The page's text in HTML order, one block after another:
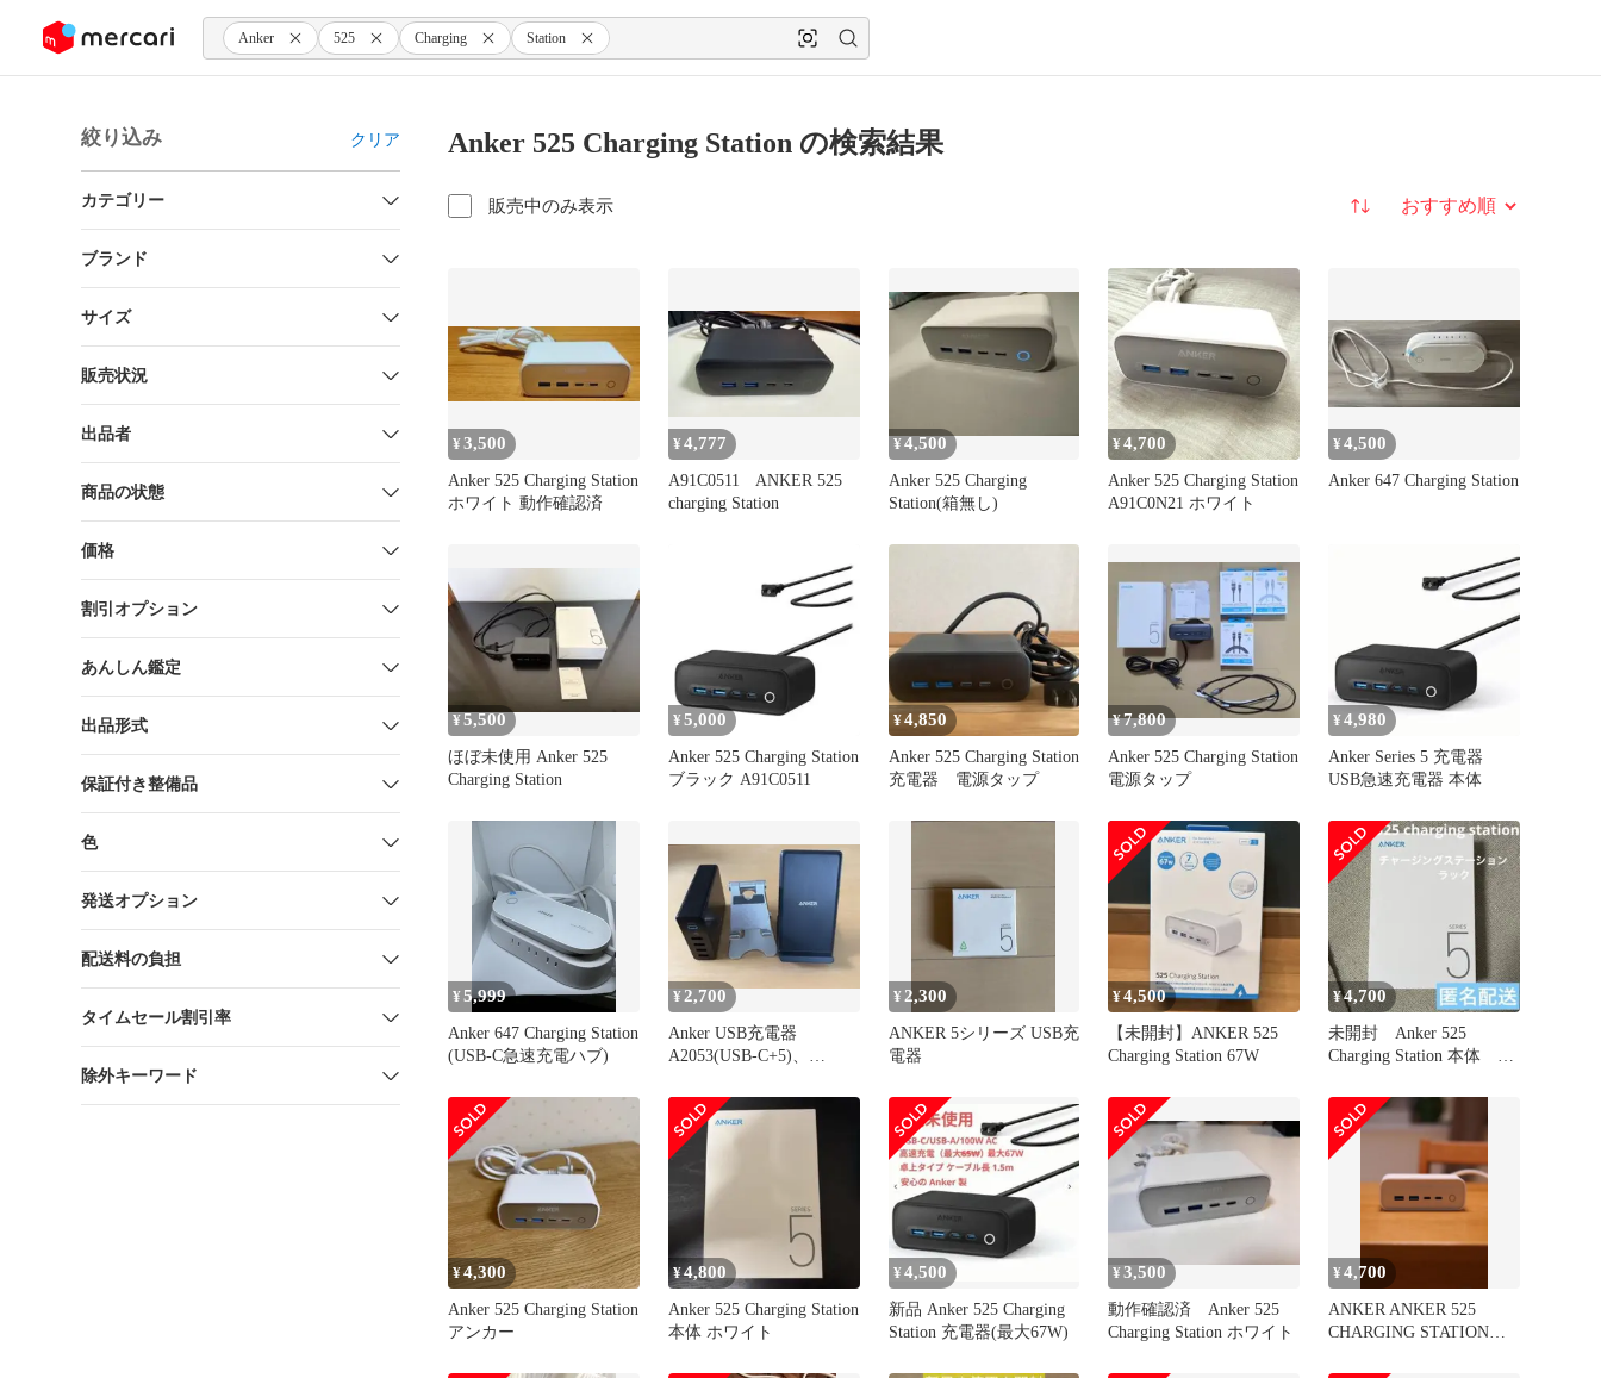
ツにスキップ Anker 525 Charging Station
絞り込み クリア
カテゴリー
ブランド
サイズ
販売状況
出品者
商品の状態
価格
割引オプション
あんしん鑑定
出品形式
保証付き整備品
色
発送オプション
配送料の負担
タイムセール割引率
除外キーワード
Anker 525 Charging Station の検索結果
販売中のみ表示 並び替え
¥3,500
Anker 525 Charging Station
ホワイト 動作確認済
¥4,777
A91C0511 ANKER 525
charging Station
¥4,500
Anker 525 Charging
Station(箱無し)
¥4,700
Anker 525 Charging Station
A91C0N21 ホワイト
¥4,500
Anker 647 Charging Station
¥5,500
ほぼ未使用 Anker 525
Charging Station
¥ 5,000
Anker 525 Charging Station
ブラック A91C0511
¥4,850
Anker 525 Charging Station
充電器 電源タップ
¥7,800
Anker 525 Charging Station
電源タップ
¥4,980
Anker Series 5 充電器
USB急速充電器 本体
¥5,999
Anker 647 Charging Station
(USB-C急速充電ハブ)
¥ 2,700
Anker USB充電器
A2053(USB-C+5)、
¥ 2,300
ANKER 5シリーズ USB充
電器
¥4,500
【未開封】ANKER 525
Charging Station 67W
¥4,700
未開封 Anker 525
Charging Station 本体 ブ
¥4,300
Anker 525 Charging Station
アンカー
¥4,800
Anker 525 Charging Station
本体 ホワイト
¥4,500
新品 Anker 525 Charging
Station 充電器(最大67W)
¥3,500
動作確認済 Anker 525
Charging Station ホワイト
¥4,700
ANKER ANKER 525
CHARGING STATION